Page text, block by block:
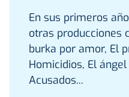
En sus primeros
otras producciones
burka por amor, El
Homicidios, El
Acusados...